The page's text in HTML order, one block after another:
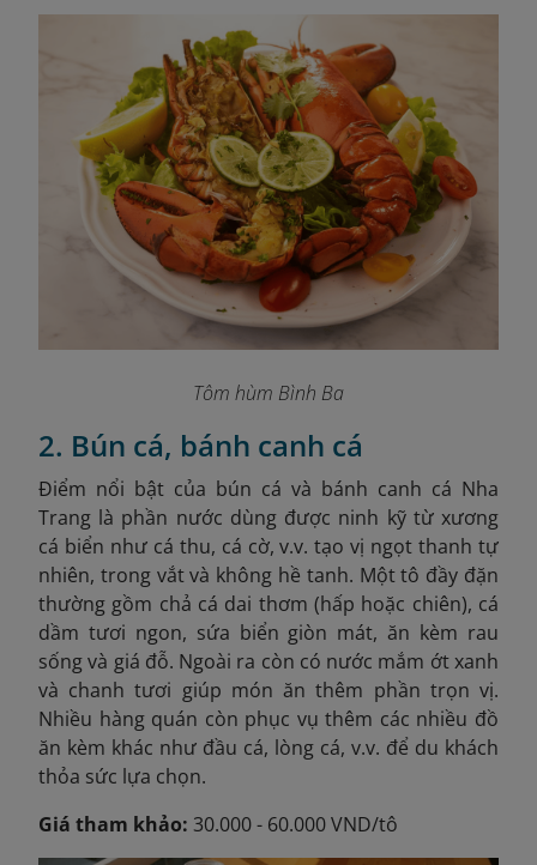
Tôm hùm Bình Ba
2. Bún cá, bánh canh cá
Điểm nổi bật của bún cá và bánh canh cá Nha
Trang là phần nước dùng được ninh kỹ từ xương
cá biển như cá thu, cá cờ, v.v. tạo vị ngọt thanh tự
nhiên, trong vắt và không hề tanh. Một tô đầy đặn
thường gồm chả cá dai thơm (hấp hoặc chiên), cá
dầm tươi ngon, sứa biển giòn mát, ăn kèm rau
sống và giá đỗ. Ngoài ra còn có nước mắm ớt xanh
và chanh tươi giúp món ăn thêm phần trọn vị.
Nhiều hàng quán còn phục vụ thêm các nhiều đồ
ăn kèm khác như đầu cá, lòng cá, v.v. để du khách
thỏa sức lựa chọn.
Giá tham khảo: 30.000 - 60.000 VND/tô